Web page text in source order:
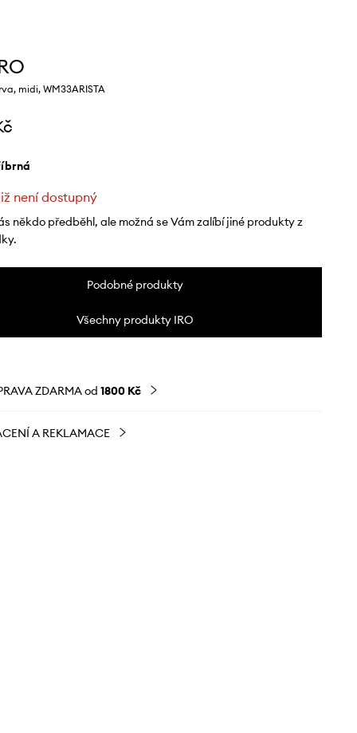
midi, WM33ARISTA
není dostupný
někdo předběhl, ale možná se Vám zalíbí jiné produkty z
Podobné produkty
Všechny produkty IRO
ZDARMA od 1800 Kč
A REKLAMACE